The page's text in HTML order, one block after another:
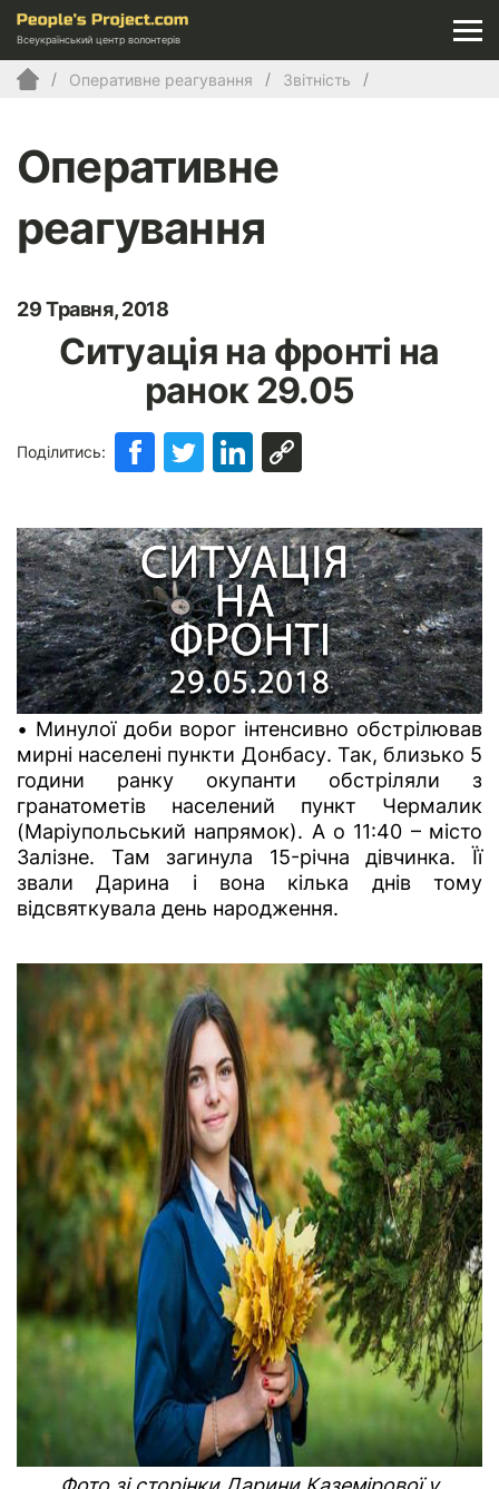
Всеукраїнський центр волонтерів
Оперативне реагування Звітність
Оперативне
реагування
29 Травня, 2018
Ситуація на фронті на
ранок 29.05
Поділитись:
• Минулої доби ворог інтенсивно обстрілював
мирні населені пункти Донбасу. Так, близько 5
години ранку окупанти обстріляли з
гранатометів населений пункт Чермалик
(Маріупольський напрямок). А о 11:40 – місто
Залізне. Там загинула 15-річна дівчинка. Її
звали Дарина і вона кілька днів тому
відсвяткувала день народження.